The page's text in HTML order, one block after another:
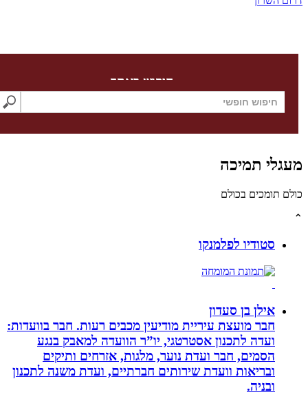
חיפוש באתר
תמיכה
בכולם
סטודיו לפלמנקו
אילן בן סעדון
חבר מועצת עיריית מודיעין מכבים רעות. חבר בוועדות:
ועדה לתכנון אסטרטגי, יו”ר הוועדה למאבק בנגע
הסמים, חבר ועדת נוער, מלגות, אזרחים ותיקים
ובריאות וועדת שירותים חברתיים, ועדת משנה לתכנון